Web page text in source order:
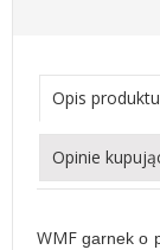
Opis produktu
Opinie
WMFgarnek o